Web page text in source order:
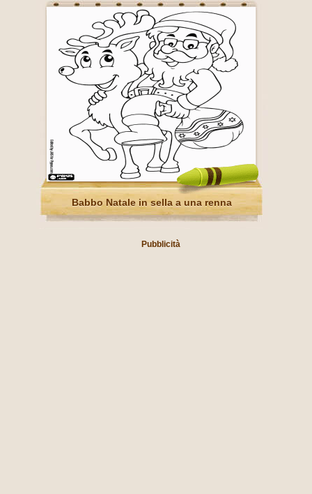
Babbo Natale in sella a una renna
Pubblicità